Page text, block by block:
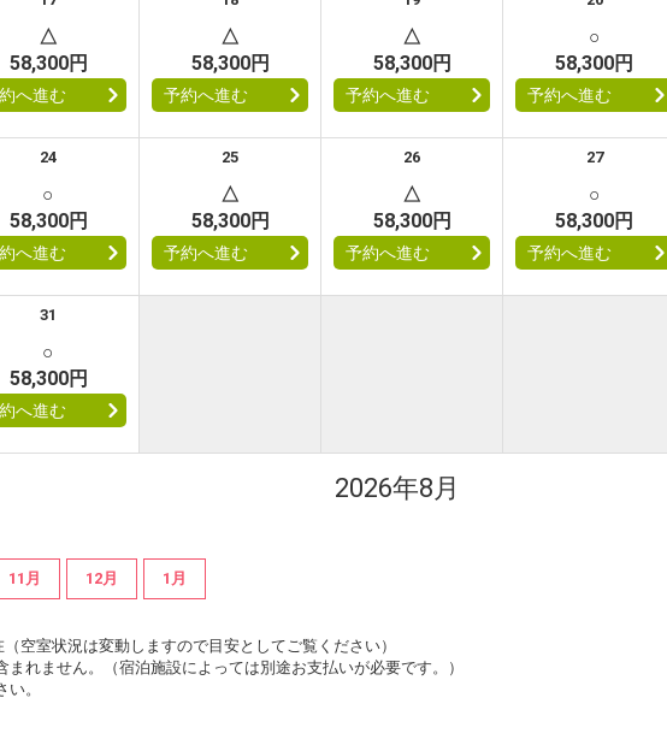
△
58,300円
へ進む
△
58,300円
予約へ進む
△
58,300円
予約へ進む
○
58,300円
予約へ進む
24
○
58,300円
へ進む
25
△
58,300円
予約へ進む
26
△
58,300円
予約へ進む
27
○
58,300円
予約へ進む
31
○
58,300円
へ進む
2026年8月
11月 12月 1月
空室状況は変動しますので目安としてご覧ください）
れません。（宿泊施設によっては別途お支払いが必要です。）
い。